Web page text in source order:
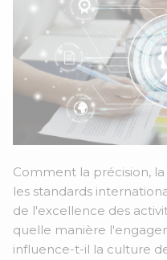
Comment la précision,
les standards
de l'excellence des
quelle manière
influence-t-il la culture